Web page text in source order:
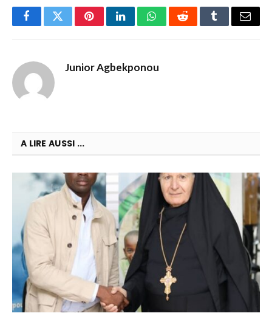
FacebookTwitterPinterestLinkedInWhatsAppRedditTumblrEmail
Junior Agbekponou
A LIRE AUSSI ...